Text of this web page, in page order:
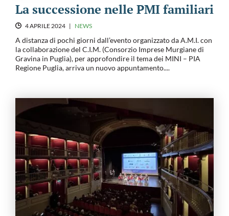
La successione nelle PMI familiari
4 APRILE 2024 | NEWS
A distanza di pochi giorni dall’evento organizzato da A.M.I. con
la collaborazione del C.I.M. (Consorzio Imprese Murgiane di
Gravina in Puglia), per approfondire il tema dei MINI – PIA
Regione Puglia, arriva un nuovo appuntamento....